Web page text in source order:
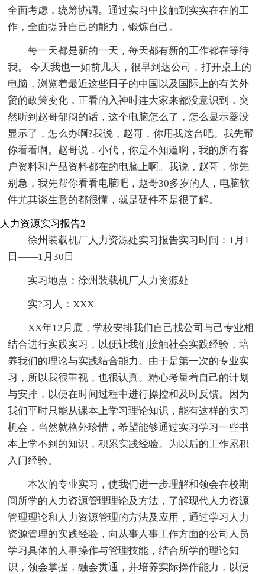
全面考虑，统筹协调。通过实习中接触到实实在在的工
作，全面提升自己的能力，锻炼自己。
每一天都是新的一天，每天都有新的工作都在等待
我。 今天我也一如前几天，很早到达公司，打开桌上的
电脑，浏览着最近这些日子的中国以及国际上的有关外
贸的政策变化，正看的入神时连大家来都没意识到，突
然听到赵哥郁闷的话，这个电脑怎么了，怎么显示器没
显示了，怎么办啊?我说，赵哥，你用我这台吧。我先帮
你看看啊。赵哥说，小代，你是不知道啊，我的所有客
户资料和产品资料都在的电脑上啊。我说，赵哥，你先
别急，我先帮你看看电脑吧，赵哥30多岁的人，电脑软
件尤其谈生意的都很懂，就是硬件不是很了解。
人力资源实习报告2
徐州装载机厂人力资源处实习报告实习时间：1月1
日——1月30日
实习地点：徐州装载机厂人力资源处
实?习人：XXX
XX年12月底，学校安排我们自己找公司与己专业相
结合进行实践实习，以便让我们接触社会实践经验，培
养我们的理论与实践结合能力。由于是第一次的专业实
习，所以我很重视，也很认真。精心考量着自己的计划
与安排，以便在时间过程中进行操控和及时反馈。因为
我们平时只能从课本上学习理论知识，能有这样的实习
机会，当然就格外珍惜，希望能够通过实习学习一些书
本上学不到的知识，积累实践经验。为以后的工作累积
入门经验。
本次的专业实习，使我们进一步理解和领会在校期
间所学的人力资源管理理论及方法，了解现代人力资源
管理理论和人力资源管理的方法及应用，通过学习人力
资源管理的实践经验，向从事人事工作方面的公司人员
学习具体的人事操作与管理技能，结合所学的理论知
识，领会掌握，融会贯通，并培养实际操作能力，以便